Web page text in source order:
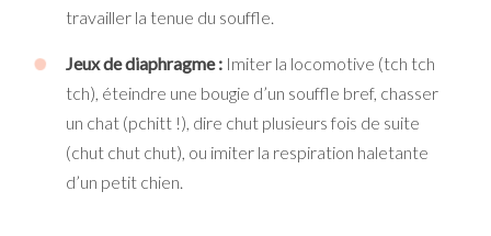
travailler la tenue du souffle.
Jeux de diaphragme : Imiter la locomotive (tch tch
tch), éteindre une bougie d’un souffle bref, chasser
un chat (pchitt !), dire chut plusieurs fois de suite
(chut chut chut), ou imiter la respiration haletante
d’un petit chien.